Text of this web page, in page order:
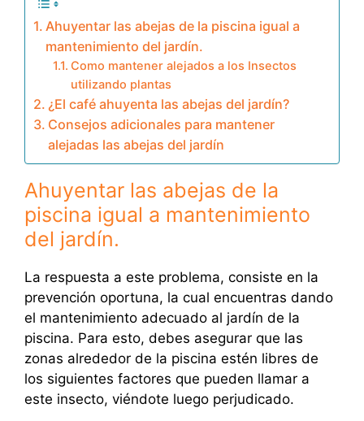
Ahuyentar las abejas de la piscina igual a
mantenimiento del jardín.
Como mantener alejados a los Insectos
utilizando plantas
¿El café ahuyenta las abejas del jardín?
Consejos adicionales para mantener
alejadas las abejas del jardín
Ahuyentar las abejas de la
piscina igual a mantenimiento
del jardín.
La respuesta a este problema, consiste en la
prevención oportuna, la cual encuentras dando
el mantenimiento adecuado al jardín de la
piscina. Para esto, debes asegurar que las
zonas alrededor de la piscina estén libres de
los siguientes factores que pueden llamar a
este insecto, viéndote luego perjudicado.